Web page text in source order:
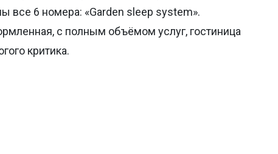
все 6 номера: «Garden sleep system».
с полным объёмом услуг, гостиница
критика.